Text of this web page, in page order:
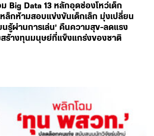
Big Data 13 หลักอุดช่องโหว่เด็ก
ล็กห้ามสอบแข่งขันเด็กเล็ก มุ่งเปลี่ยน
ยนรู้ผ่านการเล่น’ คืนความสุข-ลดแรง
ร้างทุนมนุษย์ที่แข็งแกร่งของชาติ